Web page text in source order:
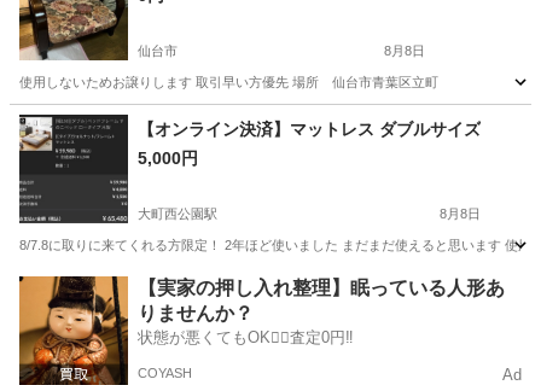
仙台市 8月8日
使用しないためお譲りします 取引早い方優先 場所 仙台市青葉区立町
宮城 仙台市 椅子
【オンライン決済】マットレス ダブルサイズ
5,000円
大町西公園駅 8月8日
8/7.8に取りに来てくれる方限定！ 2年ほど使いました まだまだ使えると思います 使
宮城 仙台市 大町西公園駅 寝具
【実家の押し入れ整理】眠っている人形あ
りませんか？
状態が悪くてもOK🙆‍♀️査定0円‼️
COYASH Ad